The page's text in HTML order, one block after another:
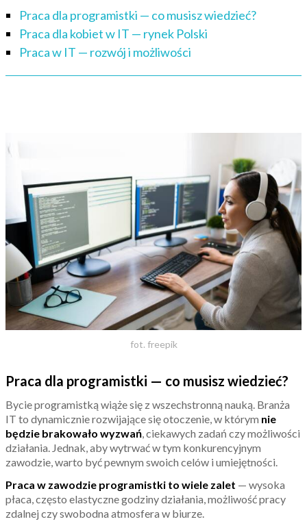
Praca dla programistki — co musisz wiedzieć?
Praca dla kobiet w IT — rynek Polski
Praca w IT — rozwój i możliwości
fot. freepik
Praca dla programistki — co musisz wiedzieć?
Bycie programistką wiąże się z wszechstronną nauką. Branża
IT to dynamicznie rozwijające się otoczenie, w którym nie
będzie brakowało wyzwań, ciekawych zadań czy możliwości
działania. Jednak, aby wytrwać w tym konkurencyjnym
zawodzie, warto być pewnym swoich celów i umiejętności.
Praca w zawodzie programistki to wiele zalet — wysoka
płaca, często elastyczne godziny działania, możliwość pracy
zdalnej czy swobodna atmosfera w biurze.